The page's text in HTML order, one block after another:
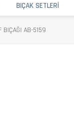
BIÇAK SETLERI
BIÇAĞI AB-5159